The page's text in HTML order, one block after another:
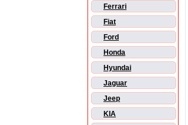
Ferrari
Fiat
Ford
Honda
Hyundai
Jaguar
Jeep
KIA